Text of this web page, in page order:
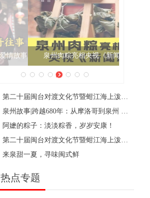
泉州肉粽亮相央视《新闻联播》
阿嬷的粽子：淡淡粽香，岁岁安康！
来泉甜一夏，寻味闽式鲜
热点专题